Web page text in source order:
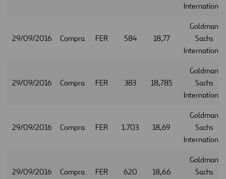
International
29/09/2016 Compra FER 584 18,77
Goldman
Sachs
International
29/09/2016 Compra FER 383 18,785
Goldman
Sachs
International
29/09/2016 Compra FER 1.703 18,69
Goldman
Sachs
International
29/09/2016 Compra FER 620 18,66
Goldman
Sachs